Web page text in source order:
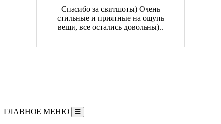
Спасибо за свитшоты) Очень
стильные и приятные на ощупь
вещи, все остались довольны)..
ГЛАВНОЕ МЕНЮ